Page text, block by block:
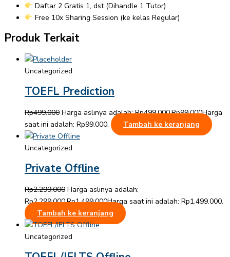
Daftar 2 Gratis 1, dst (Dihandle 1 Tutor)
Free 10x Sharing Session (ke kelas Regular)
Produk Terkait
Uncategorized
TOEFL Prediction
Rp499.000 Harga aslinya adalah: Rp499.000.Rp99.000Harga
saat ini adalah: Rp99.000.
Tambah ke keranjang
Uncategorized
Private Offline
Rp2.299.000 Harga aslinya adalah:
Rp2.299.000.Rp1.499.000Harga saat ini adalah: Rp1.499.000.
Tambah ke keranjang
Uncategorized